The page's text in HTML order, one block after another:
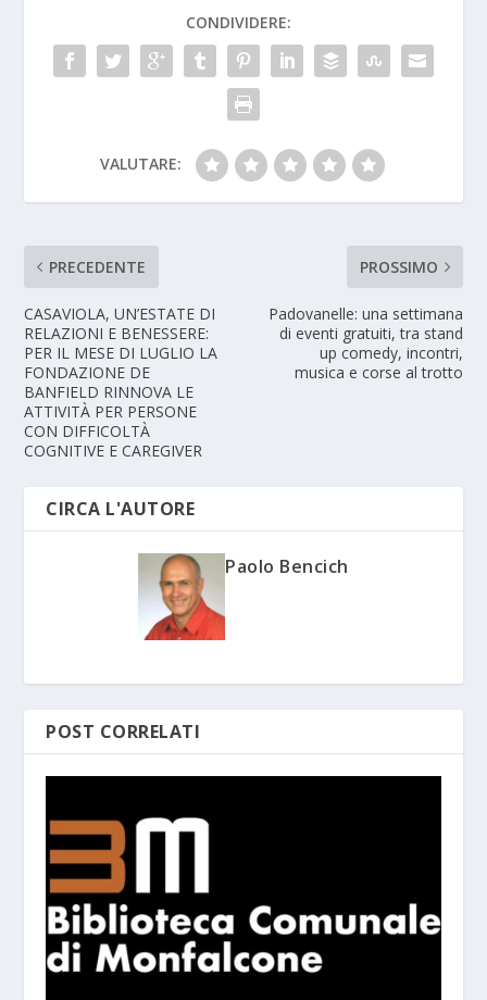
CONDIVIDERE:
VALUTARE:
PRECEDENTE
CASAVIOLA, UN’ESTATE DI
RELAZIONI E BENESSERE:
PER IL MESE DI LUGLIO LA
FONDAZIONE DE
BANFIELD RINNOVA LE
ATTIVITÀ PER PERSONE
CON DIFFICOLTÀ
COGNITIVE E CAREGIVER
PROSSIMO
Padovanelle: una settimana
di eventi gratuiti, tra stand
up comedy, incontri,
musica e corse al trotto
CIRCA L'AUTORE
Paolo Bencich
POST CORRELATI